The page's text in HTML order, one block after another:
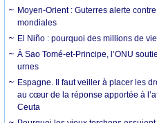
Moyen-Orient : Guterres alerte
mondiales
El Niño : pourquoi des millions de
À Sao Tomé-et-Principe, l’ONU
urnes
Espagne. Il faut veiller à placer les
au cœur de la réponse apportée à
Ceuta